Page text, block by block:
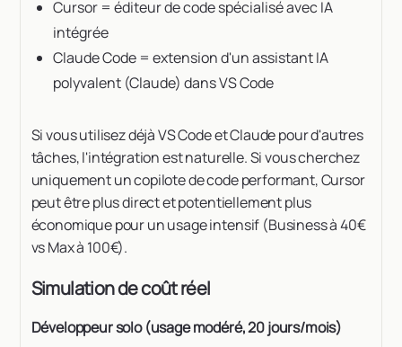
Cursor = éditeur de code spécialisé avec IA
intégrée
Claude Code = extension d'un assistant IA
polyvalent (Claude) dans VS Code
Si vous utilisez déjà VS Code et Claude pour d'autres
tâches, l'intégration est naturelle. Si vous cherchez
uniquement un copilote de code performant, Cursor
peut être plus direct et potentiellement plus
économique pour un usage intensif (Business à 40€
vs Max à 100€).
Simulation de coût réel
Développeur solo (usage modéré, 20 jours/mois)